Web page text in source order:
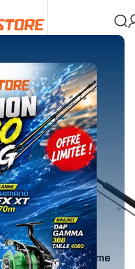
Fast Jigging
SHIMANO 20Game